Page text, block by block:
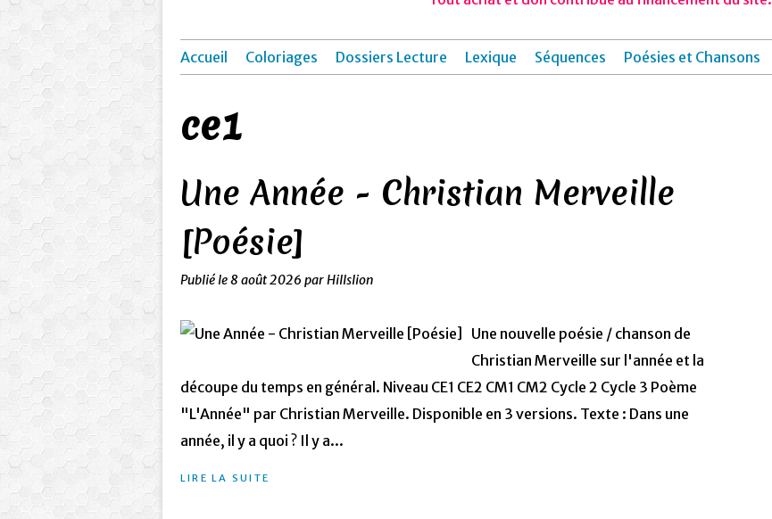
Accueil Coloriages Dossiers Lecture Lexique Séquences Poésies et Chansons
ce1
Une Année - Christian Merveille
[Poésie]
Publié le8 août 2026 par Hillslion
Une nouvelle poésie / chanson de
Christian Merveille sur l'année et la
découpe du temps en général. Niveau CE1 CE2 CM1 CM2 Cycle 2 Cycle 3 Poème
"L'Année" par Christian Merveille. Disponible en 3 versions. Texte : Dans une
année, il y a quoi ? Il y a...
LIRE LA SUITE